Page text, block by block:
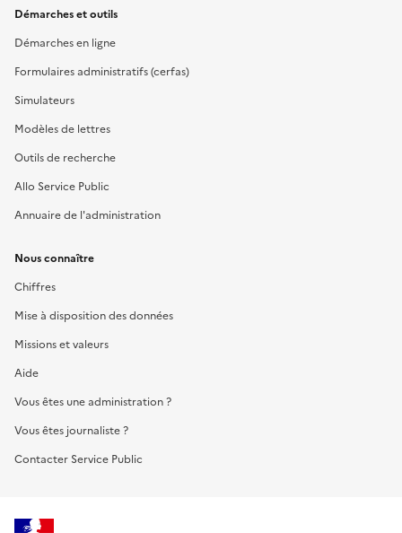
Démarches et outils
Démarches en ligne
Formulaires administratifs (cerfas)
Simulateurs
Modèles de lettres
Outils de recherche
Allo Service Public
Annuaire de l'administration
Nous connaître
Chiffres
Mise à disposition des données
Missions et valeurs
Aide
Vous êtes une administration ?
Vous êtes journaliste ?
Contacter Service Public